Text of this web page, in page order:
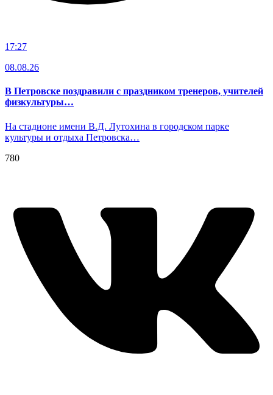
17:27
08.08.26
В Петровске поздравили с праздником тренеров, учителей
физкультуры…
На стадионе имени В.Д. Лутохина в городском парке
культуры и отдыха Петровска…
780